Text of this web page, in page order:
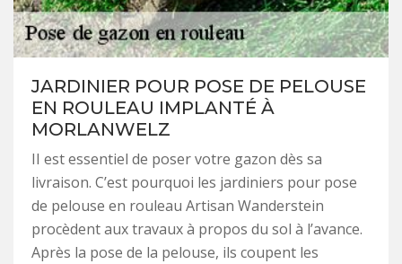
JARDINIER POUR POSE DE PELOUSE
EN ROULEAU IMPLANTÉ À
MORLANWELZ
II est essentiel de poser votre gazon dès sa
livraison. C’est pourquoi les jardiniers pour pose
de pelouse en rouleau Artisan Wanderstein
procèdent aux travaux à propos du sol à l’avance.
Après la pose de la pelouse, ils coupent les